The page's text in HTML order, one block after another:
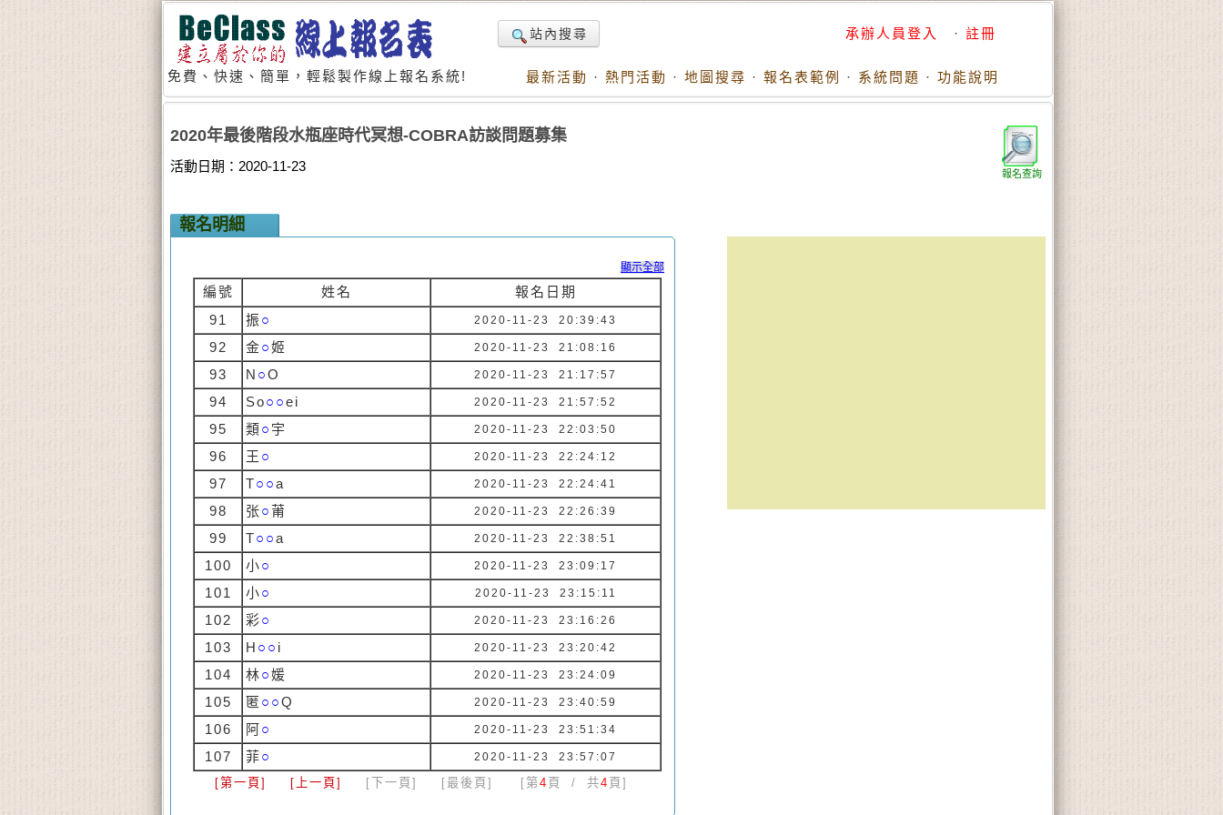
免費、快速、簡單，輕鬆製作線上報名系統!
站內搜尋 承辦人員登入 · 註冊
最新活動 · 熱門活動 · 地圖搜尋 · 報名表範例 · 系統問題 · 功能說明
報名查詢
2020年最後階段水瓶座時代冥想-COBRA訪談問題募集
活動日期：2020-11-23
報名明細
顯示全部
編號 姓名
報名日期
91
振○ 2020-11-23 20:39:43
92 金○姬 2020-11-23 21:08:16
93 N ○O 2020-11-23 21:17:57
94 So○○ei 2020-11-23 21:57:52
95 類○ 宇 2020-11-23 22:03:50
96 王 ○ 2020-11-23 22:24:12
97 T○○a 2020-11-23 22:24:41
98 张○ 莆 2020-11-23 22:26:39
99 T○○a 2020-11-23 22:38:51
100 小○ 2020-11-23 23:09:17
101 小○ 2020-11-23 23:15:11
102 彩○ 2020-11-23 23:16:26
103 H ○○ i 2020-11-23 23:20:42
104 林○媛 2020-11-23 23:24:09
105 匿 ○○Q 2020-11-23 23:40:59
106 阿○ 2020-11-23 23:51:34
107 菲○ 2020-11-23 23:57:07
[第一頁] [上一頁] [下一頁] [最後頁] [第4 頁 / 共4 頁]